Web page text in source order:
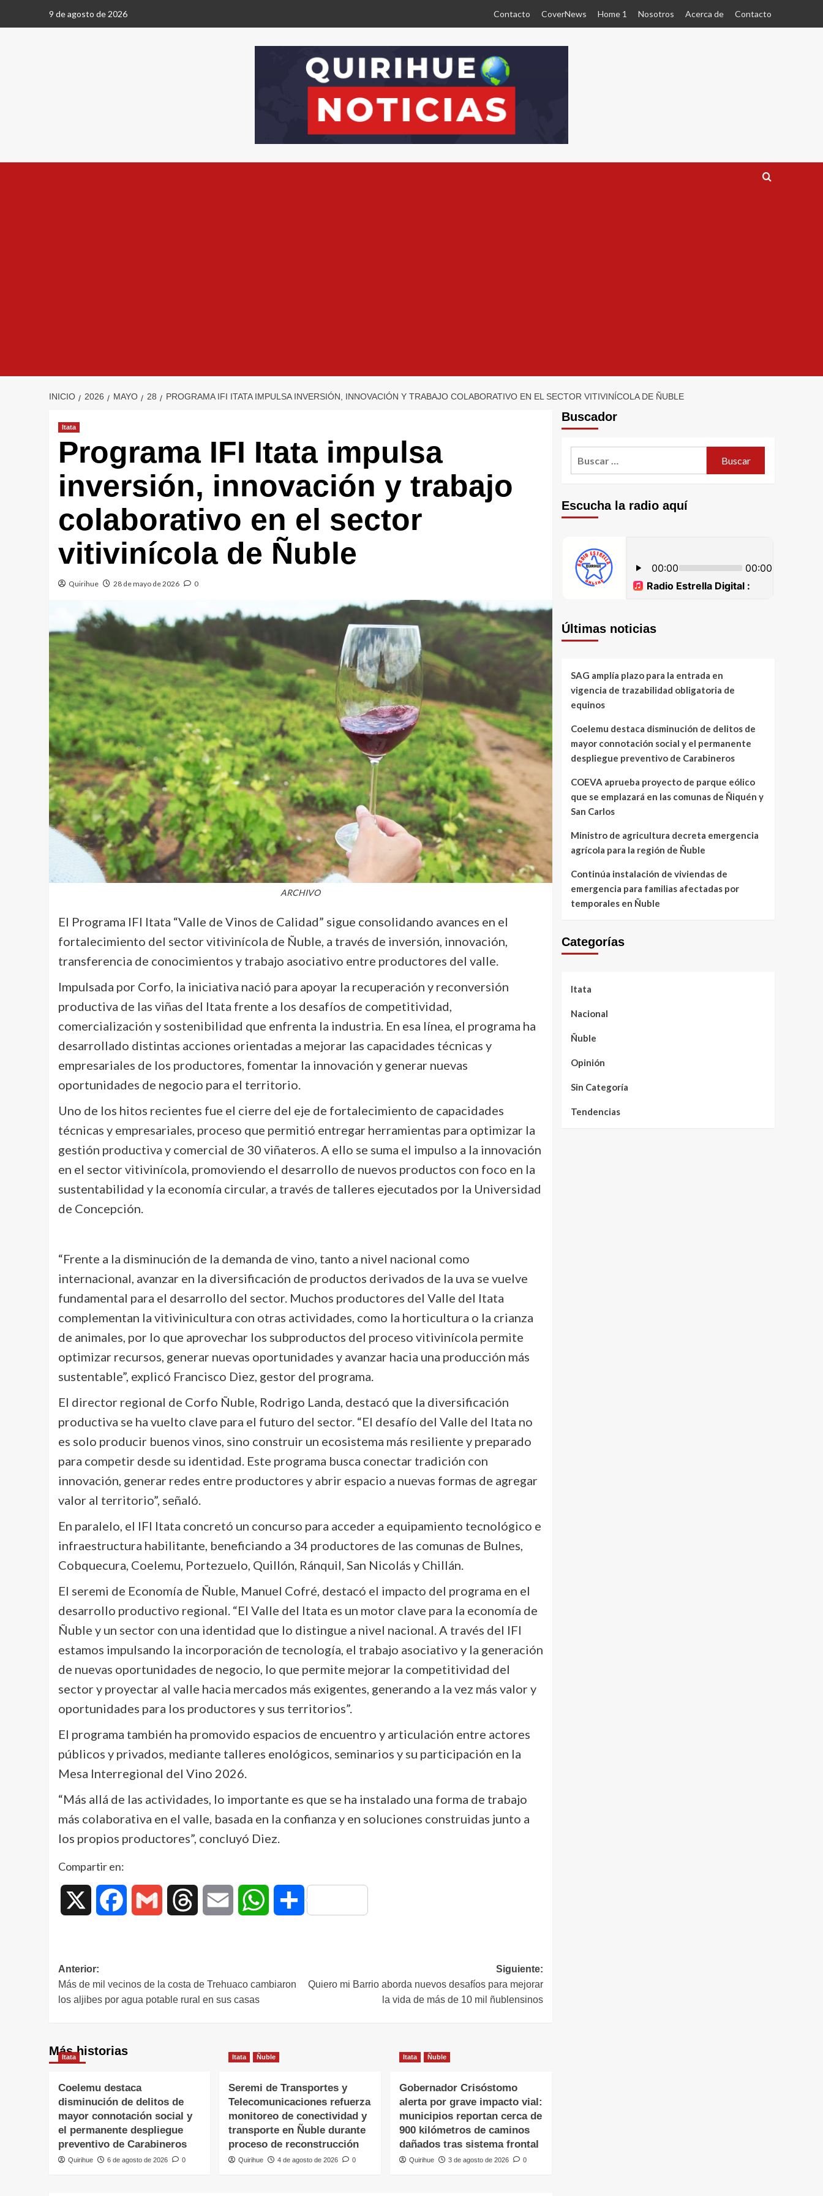
9 de agosto de 2026 Contacto CoverNews Home 1 Nosotros Acerca de Contacto
INICIO 2026 MAYO 28 PROGRAMA IFI ITATA IMPULSA INVERSIÓN, INNOVACIÓN Y TRABAJO COLABORATIVO EN EL SECTOR VITIVINÍCOLA DE ÑUBLE
Itata
Programa IFI Itata impulsa
inversión, innovación y trabajo
colaborativo en el sector
vitivinícola de Ñuble
Quirihue 28 de mayo de 2026 0
ARCHIVO
El Programa IFI Itata “Valle de Vinos de Calidad” sigue consolidando avances en el
fortalecimiento del sector vitivinícola de Ñuble, a través de inversión, innovación,
transferencia de conocimientos y trabajo asociativo entre productores del valle.
Impulsada por Corfo, la iniciativa nació para apoyar la recuperación y reconversión
productiva de las viñas del Itata frente a los desafíos de competitividad,
comercialización y sostenibilidad que enfrenta la industria. En esa línea, el programa ha
desarrollado distintas acciones orientadas a mejorar las capacidades técnicas y
empresariales de los productores, fomentar la innovación y generar nuevas
oportunidades de negocio para el territorio.
Uno de los hitos recientes fue el cierre del eje de fortalecimiento de capacidades
técnicas y empresariales, proceso que permitió entregar herramientas para optimizar la
gestión productiva y comercial de 30 viñateros. A ello se suma el impulso a la innovación
en el sector vitivinícola, promoviendo el desarrollo de nuevos productos con foco en la
sustentabilidad y la economía circular, a través de talleres ejecutados por la Universidad
de Concepción.
“Frente a la disminución de la demanda de vino, tanto a nivel nacional como
internacional, avanzar en la diversificación de productos derivados de la uva se vuelve
fundamental para el desarrollo del sector. Muchos productores del Valle del Itata
complementan la vitivinicultura con otras actividades, como la horticultura o la crianza
de animales, por lo que aprovechar los subproductos del proceso vitivinícola permite
optimizar recursos, generar nuevas oportunidades y avanzar hacia una producción más
sustentable”, explicó Francisco Diez, gestor del programa.
El director regional de Corfo Ñuble, Rodrigo Landa, destacó que la diversificación
productiva se ha vuelto clave para el futuro del sector. “El desafío del Valle del Itata no
es solo producir buenos vinos, sino construir un ecosistema más resiliente y preparado
para competir desde su identidad. Este programa busca conectar tradición con
innovación, generar redes entre productores y abrir espacio a nuevas formas de agregar
valor al territorio”, señaló.
En paralelo, el IFI Itata concretó un concurso para acceder a equipamiento tecnológico e
infraestructura habilitante, beneficiando a 34 productores de las comunas de Bulnes,
Cobquecura, Coelemu, Portezuelo, Quillón, Ránquil, San Nicolás y Chillán.
El seremi de Economía de Ñuble, Manuel Cofré, destacó el impacto del programa en el
desarrollo productivo regional. “El Valle del Itata es un motor clave para la economía de
Ñuble y un sector con una identidad que lo distingue a nivel nacional. A través del IFI
estamos impulsando la incorporación de tecnología, el trabajo asociativo y la generación
de nuevas oportunidades de negocio, lo que permite mejorar la competitividad del
sector y proyectar al valle hacia mercados más exigentes, generando a la vez más valor y
oportunidades para los productores y sus territorios”.
El programa también ha promovido espacios de encuentro y articulación entre actores
públicos y privados, mediante talleres enológicos, seminarios y su participación en la
Mesa Interregional del Vino 2026.
“Más allá de las actividades, lo importante es que se ha instalado una forma de trabajo
más colaborativa en el valle, basada en la confianza y en soluciones construidas junto a
los propios productores”, concluyó Diez.
Compartir en:
Facebook Gmail Threads Email WhatsAppCompartir
Anterior:
Más de mil vecinos de la costa de Trehuaco cambiaron
los aljibes por agua potable rural en sus casas
Siguiente:
Quiero mi Barrio aborda nuevos desafíos para mejorar
la vida de más de 10 mil ñublensinos
Más historias
Itata
Coelemu destaca
disminución de delitos de
mayor connotación social y
el permanente despliegue
preventivo de Carabineros
Quirihue 6 de agosto de 2026 0
Itata Ñuble
Seremi de Transportes y
Telecomunicaciones refuerza
monitoreo de conectividad y
transporte en Ñuble durante
proceso de reconstrucción
Quirihue 4 de agosto de 2026 0
Itata Ñuble
Gobernador Crisóstomo
alerta por grave impacto vial:
municipios reportan cerca de
900 kilómetros de caminos
dañados tras sistema frontal
Quirihue 3 de agosto de 2026 0
Buscador
Escucha la radio aquí
Últimas noticias
SAG amplía plazo para la entrada en
vigencia de trazabilidad obligatoria de
equinos
Coelemu destaca disminución de delitos de
mayor connotación social y el permanente
despliegue preventivo de Carabineros
COEVA aprueba proyecto de parque eólico
que se emplazará en las comunas de Ñiquén y
San Carlos
Ministro de agricultura decreta emergencia
agrícola para la región de Ñuble
Continúa instalación de viviendas de
emergencia para familias afectadas por
temporales en Ñuble
Categorías
Itata
Nacional
Ñuble
Opinión
Sin Categoría
Tendencias